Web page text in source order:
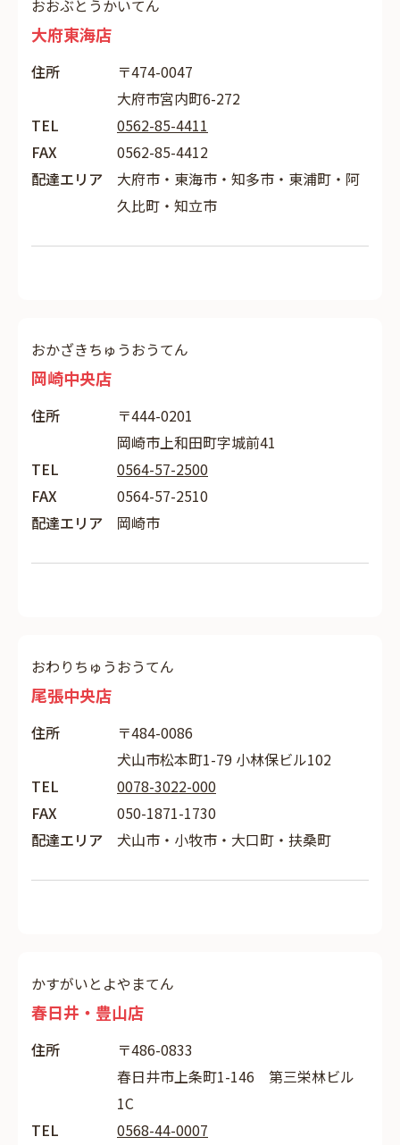
おおぶとうかいてん
大府東海店
住所
〒474-0047
大府市宮内町6-272
TEL
0562-85-4411
FAX
0562-85-4412
配達エリア
大府市・東海市・知多市・東浦町・阿
久比町・知立市
おかざきちゅうおうてん
岡崎中央店
住所
〒444-0201
岡崎市上和田町字城前41
TEL
0564-57-2500
FAX
0564-57-2510
配達エリア
岡崎市
おわりちゅうおうてん
尾張中央店
住所
〒484-0086
犬山市松本町1-79 小林保ビル102
TEL
0078-3022-000
FAX
050-1871-1730
配達エリア
犬山市・小牧市・大口町・扶桑町
かすがいとよやまてん
春日井・豊山店
住所
〒486-0833
春日井市上条町1-146 第三栄林ビル
1C
TEL
0568-44-0007